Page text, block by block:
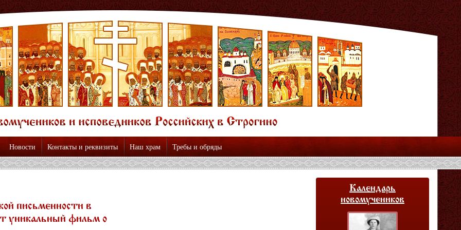
Новости Контакты и реквизиты Наш храм Требы и обряды
письменности в
уникальный фильм о
Календарь
новомучеников